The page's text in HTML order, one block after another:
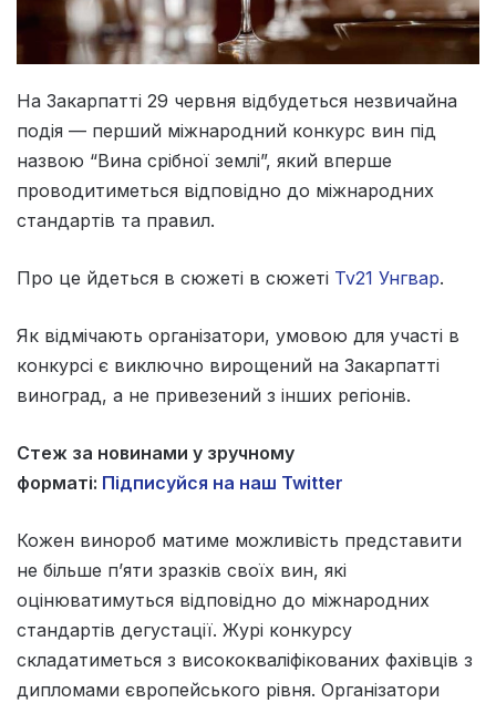
На Закарпатті 29 червня відбудеться незвичайна
подія — перший міжнародний конкурс вин під
назвою “Вина срібної землі”, який вперше
проводитиметься відповідно до міжнародних
стандартів та правил.
Про це йдеться в сюжеті в сюжеті Tv21 Унгвар.
Як відмічають організатори, умовою для участі в
конкурсі є виключно вирощений на Закарпатті
виноград, а не привезений з інших регіонів.
Стеж за новинами у зручному
форматі: Підписуйся на наш Twitter
Кожен винороб матиме можливість представити
не більше п’яти зразків своїх вин, які
оцінюватимуться відповідно до міжнародних
стандартів дегустації. Журі конкурсу
складатиметься з висококваліфікованих фахівців з
дипломами європейського рівня. Організатори